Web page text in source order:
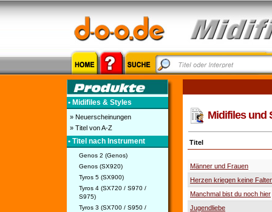
• Midifiles & Styles
» Neuerscheinungen
» Titel von A-Z
• Titel nach Instrument
Genos 2 (Genos)
Genos (SX920)
Tyros 5 (SX900)
Tyros 4 (SX720 / S970 /
S975)
Tyros 3 (SX700 / S950 /
Midifiles und
Titel
Männer und Frauen
Herzen kriegen keine
Manchmal bist du noch hier
Jugendliebe